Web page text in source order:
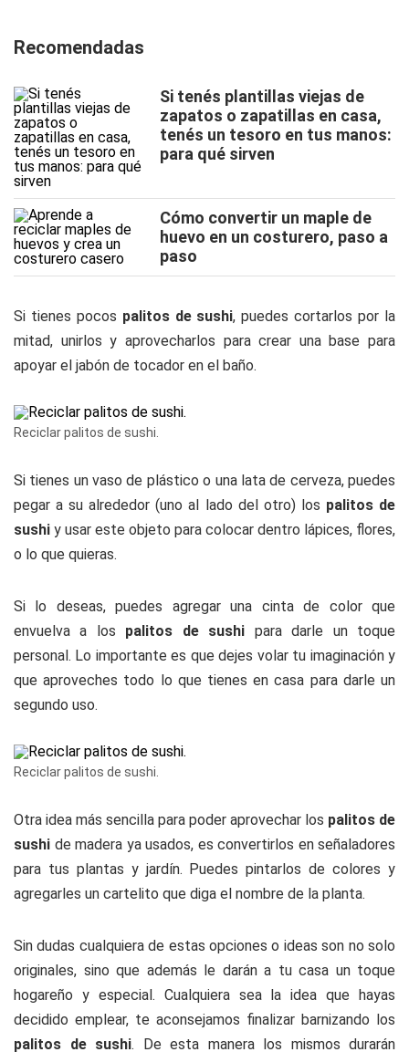
Recomendadas
Si tenés plantillas viejas de
zapatos o zapatillas en casa,
tenés un tesoro en tus manos:
para qué sirven
Cómo convertir un maple de
huevo en un costurero, paso a
paso
Si tienes pocos palitos de sushi, puedes cortarlos por la
mitad, unirlos y aprovecharlos para crear una base para
apoyar el jabón de tocador en el baño.
Reciclar palitos de sushi.
Si tienes un vaso de plástico o una lata de cerveza, puedes
pegar a su alrededor (uno al lado del otro) los palitos de
sushi y usar este objeto para colocar dentro lápices, flores,
o lo que quieras.
Si lo deseas, puedes agregar una cinta de color que
envuelva a los palitos de sushi para darle un toque
personal. Lo importante es que dejes volar tu imaginación y
que aproveches todo lo que tienes en casa para darle un
segundo uso.
Reciclar palitos de sushi.
Otra idea más sencilla para poder aprovechar los palitos de
sushi de madera ya usados, es convertirlos en señaladores
para tus plantas y jardín. Puedes pintarlos de colores y
agregarles un cartelito que diga el nombre de la planta.
Sin dudas cualquiera de estas opciones o ideas son no solo
originales, sino que además le darán a tu casa un toque
hogareño y especial. Cualquiera sea la idea que hayas
decidido emplear, te aconsejamos finalizar barnizando los
palitos de sushi. De esta manera los mismos durarán